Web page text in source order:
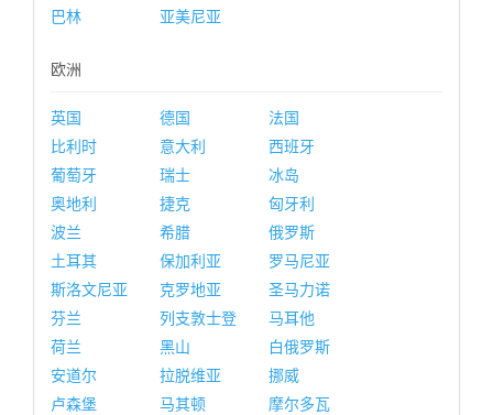
巴林
亚美尼亚
欧洲
英国 德国
法国
比利时
意大利
西班牙
葡萄牙
瑞士
冰岛
奥地利
捷克
匈牙利
波兰
希腊
俄罗斯
土耳其
保加利亚
罗马尼亚
斯洛文尼亚
克罗地亚
圣马力诺
芬兰
列支敦士登
马耳他
荷兰
黑山
白俄罗斯
安道尔
拉脱维亚
挪威
卢森堡
马其顿
摩尔多瓦